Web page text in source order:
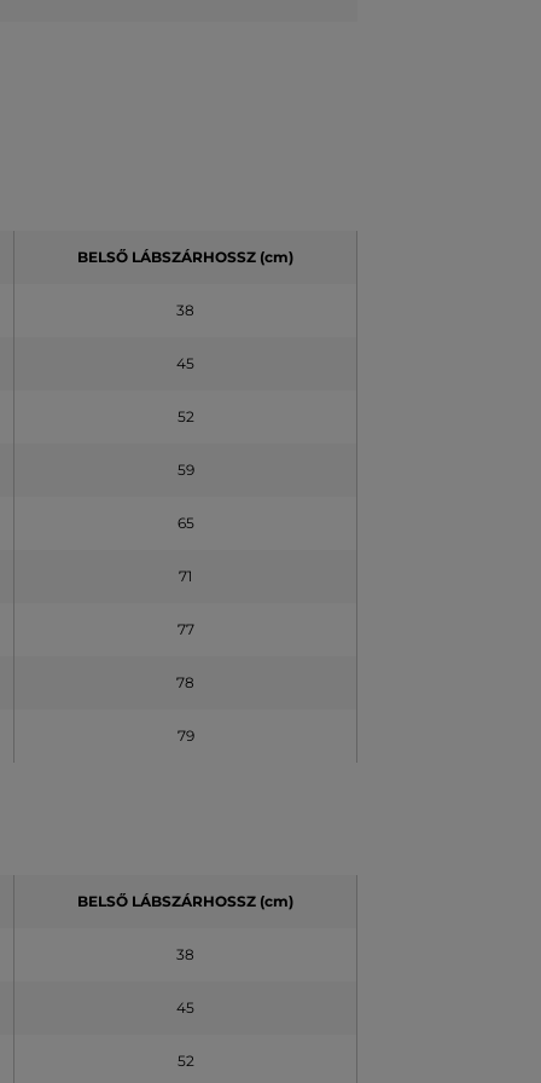
BELSŐ LÁBSZÁRHOSSZ (cm)
38
45
52
59
65
71
77
78
79
BELSŐ LÁBSZÁRHOSSZ (cm)
38
45
52